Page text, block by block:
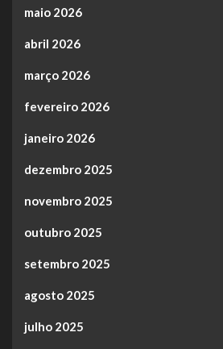
maio 2026
abril 2026
março 2026
fevereiro 2026
janeiro 2026
dezembro 2025
novembro 2025
outubro 2025
setembro 2025
agosto 2025
julho 2025